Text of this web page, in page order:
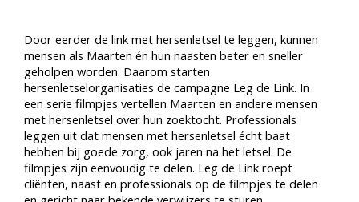
Door eerder de link met hersenletsel te leggen, kunnen
mensen als Maarten én hun naasten beter en sneller
geholpen worden. Daarom starten
hersenletselorganisaties de campagne Leg de Link. In
een serie filmpjes vertellen Maarten en andere mensen
met hersenletsel over hun zoektocht. Professionals
leggen uit dat mensen met hersenletsel écht baat
hebben bij goede zorg, ook jaren na het letsel. De
filmpjes zijn eenvoudig te delen. Leg de Link roept
cliënten, naast en professionals op de filmpjes te delen